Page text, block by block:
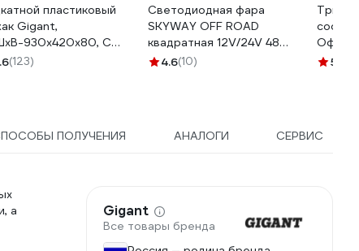
пластиковый
Gigant,
930х420х80, CC-
(123)
Светодиодная фара
SKYWAY OFF ROAD
квадратная 12V/24V 48W
6000К 16 диодов,
4.6(10)
двс
5
ПОЛУЧЕНИЯ АНАЛОГИ СЕРВИС
а
Gigant
Все товары бренда